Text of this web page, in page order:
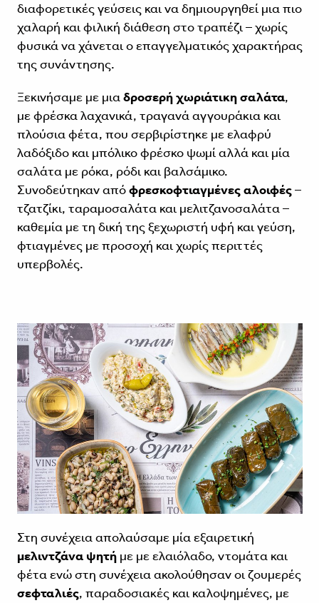
διαφορετικές γεύσεις και να δημιουργηθεί μια πιο
χαλαρή και φιλική διάθεση στο τραπέζι – χωρίς
φυσικά να χάνεται ο επαγγελματικός χαρακτήρας
της συνάντησης.
Ξεκινήσαμε με μιαδροσερή χωριάτικη σαλάτα,
με φρέσκα λαχανικά, τραγανά αγγουράκια και
πλούσια φέτα, που σερβιρίστηκε με ελαφρύ
λαδόξιδο και μπόλικο φρέσκο ψωμί αλλά και μία
σαλάτα με ρόκα, ρόδι και βαλσάμικο.
Συνοδεύτηκαν απόφρεσκοφτιαγμένες αλοιφές–
τζατζίκι, ταραμοσαλάτα και μελιτζανοσαλάτα –
καθεμία με τη δική της ξεχωριστή υφή και γεύση,
φτιαγμένες με προσοχή και χωρίς περιττές
υπερβολές.
Στη συνέχεια απολαύσαμε μία εξαιρετική
μελιντζάνα ψητήμε με ελαιόλαδο, ντομάτα και
φέτα ενώ στη συνέχεια ακολούθησαν οι ζουμερές
σεφταλιές, παραδοσιακές και καλοψημένες, με